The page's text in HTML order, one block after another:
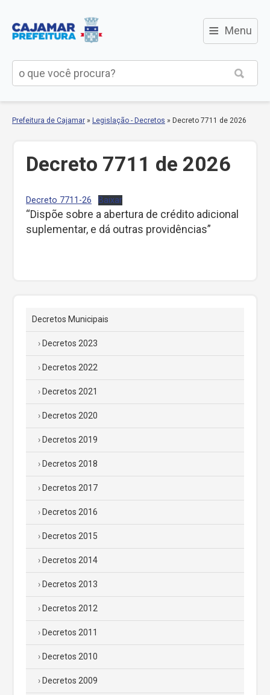
≡ Menu
Prefeitura de Cajamar » Legislação - Decretos » Decreto 7711 de 2026
Decreto 7711 de 2026
Decreto 7711-26 Baixar
“Dispõe sobre a abertura de crédito adicional
suplementar, e dá outras providências”
Decretos Municipais
Decretos 2023
Decretos 2022
Decretos 2021
Decretos 2020
Decretos 2019
Decretos 2018
Decretos 2017
Decretos 2016
Decretos 2015
Decretos 2014
Decretos 2013
Decretos 2012
Decretos 2011
Decretos 2010
Decretos 2009